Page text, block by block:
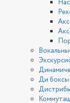
Ди боксы